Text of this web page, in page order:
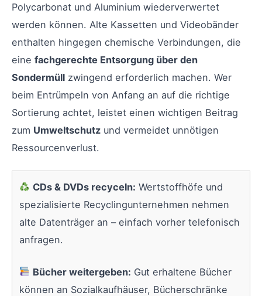
Polycarbonat und Aluminium wiederverwertet
werden können. Alte Kassetten und Videobänder
enthalten hingegen chemische Verbindungen, die
eine fachgerechte Entsorgung über den
Sondermüll zwingend erforderlich machen. Wer
beim Entrümpeln von Anfang an auf die richtige
Sortierung achtet, leistet einen wichtigen Beitrag
zum Umweltschutz und vermeidet unnötigen
Ressourcenverlust.
CDs & DVDs recyceln: Wertstoffhöfe und
spezialisierte Recyclingunternehmen nehmen
alte Datenträger an – einfach vorher telefonisch
anfragen.
Bücher weitergeben: Gut erhaltene Bücher
können an Sozialkaufhäuser, Bücherschränke